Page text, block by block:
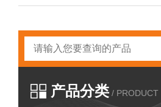
产品分类 / PRODUCT